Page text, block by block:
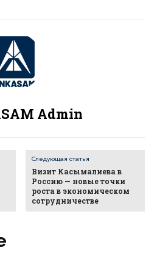
Admin
Следующая статья
Визит Касымалиева в
Россию — новые точки
роста в экономическом
сотрудничестве